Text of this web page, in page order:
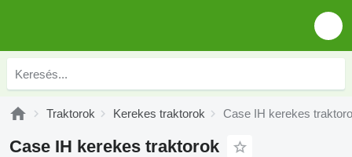
Traktorok Kerekes traktorok Case IH kerekes
Case IH kerekes traktorok